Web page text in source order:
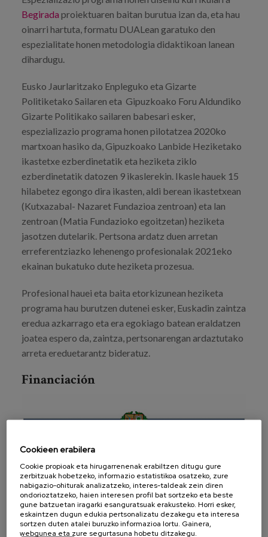
Prentsa
Salaketa-kanala
Begirada proiektuaren baitan burutua izan da, eta hau
oinarri hartuta, formatu DUALean garatuko den
espezialitate honen metodologia didaktikoan lanean
dihardugu.
Eusko Jaurlaritzako Enpleguko eta Gizarte
Politiketako Sailaren eta Gipuzkoako Foru Aldundiko
Gizarte Politikako sailaren babesari esker,
espezializazio programa honen pilotatzea 2020ko
martxoan hasiko da, Gipuzkoako Lanbide Heziketako
ikastetxe ezberdinetatik eta heziketa ziklo
ezberdinetatik datozen 9 ikaslerekin. Ikasle hauek 15
hilabetez egongo dira ikasten, aldi berean ikastetxean
(Kutxazabal- Nazaret Fundazioa zentroan) eta lan
zentroan (Matia Fundazioko egoitzetan) heziketa
jasotzen dutelarik. Pertsona ardatz duen arretan
erreferentziazko lehenengo profesionalak 2021eko
ekainan bukatuko dute heziketa prozesua.
Profesional hauei eta baita etorkizunean heziketa
programa hau burutzen dutenei esker, Euskadin zaintza
eredua azkarrago eta era egokiago batean eraldatzen
joatea espero da, zaintza, pertsonarengan ardaztutako
arreta ereduetarantz bideratuz.
Financiación
Cookieen erabilera
Cookie propioak eta hirugarrenenak erabiltzen ditugu gure
zerbitzuak hobetzeko, informazio estatistikoa osatzeko, zure
nabigazio-ohiturak analizatzeko, interes-taldeak zein diren
ondorioztatzeko, haien interesen profil bat sortzeko eta beste
gune batzuetan iragarki esanguratsuak erakusteko. Horri esker,
eskaintzen dugun edukia pertsonalizatu dezakegu eta interesa
sortzen duten atalei buruzko informazioa lortu. Gainera,
webgunea eta zure segurtasuna hobetu ditzakegu.